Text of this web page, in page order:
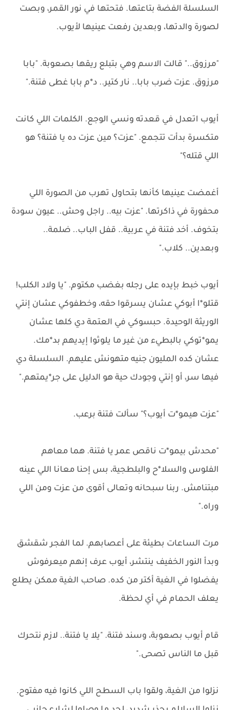
السلسلة الفضة بتاعتها. فتحتها في نور القمر، وبصت
لصورة والدتها، وبعدين رفعت عينيها لأيوب.
"مرزوق.." قالت الاسم وهي بتبلع ريقها بصعوبة. "بابا
مرزوق. عزت ضرب بابا.. نار كتير.. د*م بابا غطى فتنة."
أيوب اتعدل في قعدته ونسي الوجع. الكلمات اللي كانت
متكسرة بدأت تتجمع. "عزت؟ مين عزت ده يا فتنة؟ هو
اللي قتله؟"
أغمضت عينيها كأنها بتحاول تهرب من الصورة اللي
محفورة في ذاكرتها. "عزت بيه.. راجل وحش.. عيون سودة
بتخوف. أخد فتنة في عربية.. قفل الباب.. ضلمة..
وبعدين.. كلاب."
أيوب خبط بإيده على رجله بغضب مكتوم. "يا ولاد الكلب!
قتلو*ا أبوكي عشان يسرقوا حقه، وخطفوكي عشان إنتي
الوريثة الوحيدة. حبسوكي في العتمة دي كلها عشان
يمو*توكي بالبطيء من غير ما يلوثوا إيديهم بد*مك.
عشان كده المليون جنيه متهونش عليهم. السلسلة دي
فيها سر، أو إنتي وجودك حية هو الدليل على جر*يمتهم."
"عزت هيمو*ت أيوب؟" سألت فتنة برعب.
"محدش بيمو*ت ناقص عمر يا فتنة. هما معاهم
الفلوس والسلا*ح والبلطجية، بس إحنا معانا اللي عينه
مبتنامش. ربنا سبحانه وتعالى أقوى من عزت ومن اللي
وراه."
مرت الساعات بطيئة على أعصابهم. لما الفجر شقشق
وبدأ النور الخفيف ينتشر، أيوب عرف إنهم ميعرفوش
يفضلوا في الغية أكتر من كده. صاحب الغية ممكن يطلع
يعلف الحمام في أي لحظة.
قام أيوب بصعوبة، وسند فتنة. "يلا يا فتنة.. لازم نتحرك
قبل ما الناس تصحى."
نزلوا من الغية، ولقوا باب السطح اللي كانوا فيه مفتوح.